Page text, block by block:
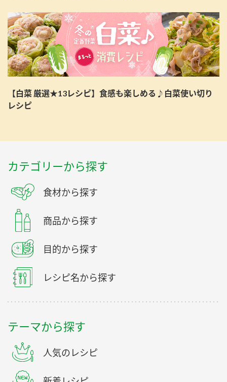
【白菜 厳選★13レシピ】食感も楽しめる♪白菜使い切り
レシピ
カテゴリーから探す
食材から探す
商品から探す
目的から探す
レシピ名から探す
テーマから探す
人気のレシピ